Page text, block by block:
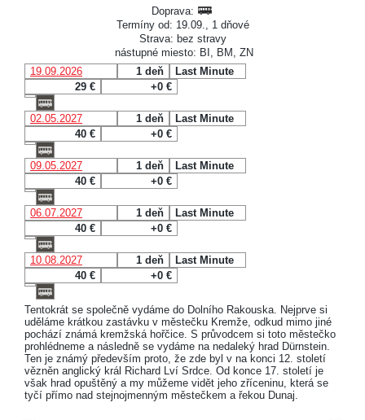
Doprava:
Termíny od: 19.09., 1 dňové
Strava: bez stravy
nástupné miesto: BI, BM, ZN
19.09.2026
1 deň
Last Minute
29 €
+0 €
02.05.2027 1 deň
Last Minute
40 €
+0 €
09.05.2027 1 deň
Last Minute
40 €
+0 €
06.07.2027 1 deň
Last Minute
40 €
+0 €
10.08.2027 1 deň
Last Minute
40 €
+0 €
Tentokrát se společně vydáme do Dolního Rakouska. Nejprve si
uděláme krátkou zastávku v městečku Kremže, odkud mimo jiné
pochází známá kremžská hořčice. S průvodcem si toto městečko
prohlédneme a následně se vydáme na nedaleký hrad Dürnstein.
Ten je známý především proto, že zde byl v na konci 12. století
vězněn anglický král Richard Lví Srdce. Od konce 17. století je
však hrad opuštěný a my můžeme vidět jeho zříceninu, která se
tyčí přímo nad stejnojmenným městečkem a řekou Dunaj.